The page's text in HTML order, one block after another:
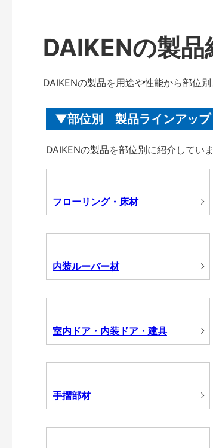
DAIKENの製品
DAIKENの製品を用途や性能から部位
部位別 製品ラインアップ
DAIKENの製品を部位別に紹介していま
フローリング・床材
内装ルーバー材
室内ドア・内装ドア・建具
手摺部材